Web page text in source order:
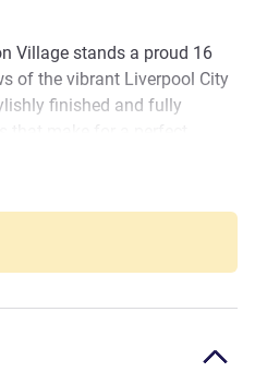
Village stands a proud 16
of the vibrant Liverpool City
finished and fully
in the bustling
perfectly located close to
the new Royal Hospital
of Liverpool.
not visit Anfield, take a
Docks or wonder round the
Your visit to Liverpool